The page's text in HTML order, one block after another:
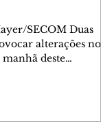
SECOM Duas
alterações no
deste